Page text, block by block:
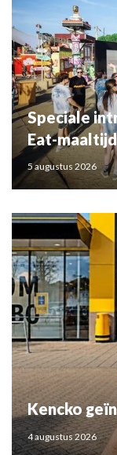
Speciale
Eat-
5 augustus 2026
Kencko
4 augustus 2026